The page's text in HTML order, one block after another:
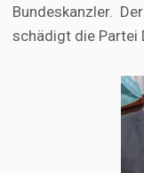
Bundeskanzler.
schädigt die Partei